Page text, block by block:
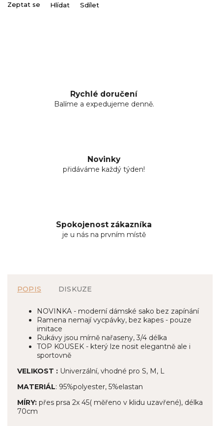
Zeptat se Hlídat Sdílet
Rychlé doručení
Balíme a expedujeme denně.
Novinky
přidáváme každý týden!
Spokojenost zákazníka
je u nás na prvním místě
POPIS DISKUZE
NOVINKA - moderní dámské sako bez zapínání
Ramena nemají vycpávky, bez kapes - pouze
imitace
Rukávy jsou mírně nařaseny, 3/4 délka
TOP KOUSEK - který lze nosit elegantně ale i
sportovně
VELIKOST : Univerzální, vhodné pro S, M, L
MATERIÁL: 95%polyester, 5%elastan
MÍRY: přes prsa 2x 45( měřeno v klidu uzavřené), délka
70cm